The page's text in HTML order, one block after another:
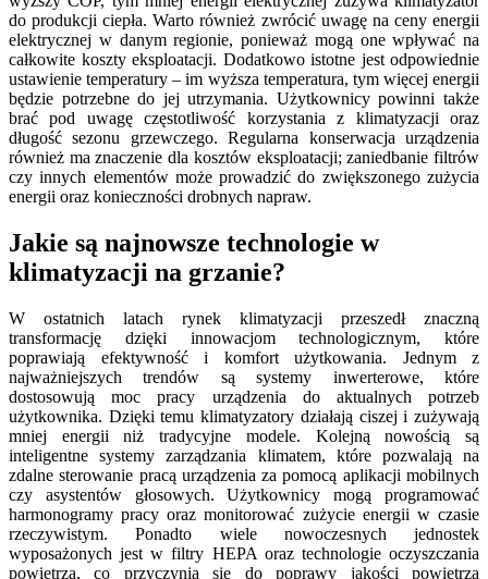
do produkcji ciepła. Warto również zwrócić uwagę na ceny energii
elektrycznej w danym regionie, ponieważ mogą one wpływać na
całkowite koszty eksploatacji. Dodatkowo istotne jest odpowiednie
ustawienie temperatury – im wyższa temperatura, tym więcej energii
będzie potrzebne do jej utrzymania. Użytkownicy powinni także
brać pod uwagę częstotliwość korzystania z klimatyzacji oraz
długość sezonu grzewczego. Regularna konserwacja urządzenia
również ma znaczenie dla kosztów eksploatacji; zaniedbanie filtrów
czy innych elementów może prowadzić do zwiększonego zużycia
energii oraz konieczności drobnych napraw.
Jakie są najnowsze technologie w
klimatyzacji na grzanie?
W ostatnich latach rynek klimatyzacji przeszedł znaczną
transformację dzięki innowacjom technologicznym, które
poprawiają efektywność i komfort użytkowania. Jednym z
najważniejszych trendów są systemy inwerterowe, które
dostosowują moc pracy urządzenia do aktualnych potrzeb
użytkownika. Dzięki temu klimatyzatory działają ciszej i zużywają
mniej energii niż tradycyjne modele. Kolejną nowością są
inteligentne systemy zarządzania klimatem, które pozwalają na
zdalne sterowanie pracą urządzenia za pomocą aplikacji mobilnych
czy asystentów głosowych. Użytkownicy mogą programować
harmonogramy pracy oraz monitorować zużycie energii w czasie
rzeczywistym. Ponadto wiele nowoczesnych jednostek
wyposażonych jest w filtry HEPA oraz technologie oczyszczania
powietrza, co przyczynia się do poprawy jakości powietrza